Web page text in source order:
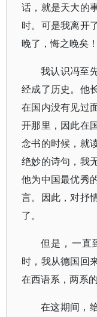
话，就是天大的
时。可是我离开
晚了，悔之晚矣
我认识冯至
经成了历史。他
在国内没有见过
开那里，因此在
念书的时候，就
绝妙的诗句，我
他为中国最优秀
言。因此，对抒
了。
但是，一直
时，我从德国回
在西语系，两系
在这期间，